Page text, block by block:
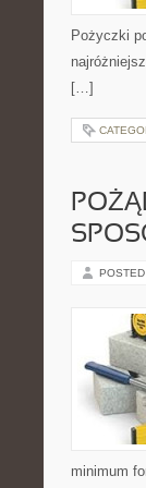
Pożyczki
[…]
minimum